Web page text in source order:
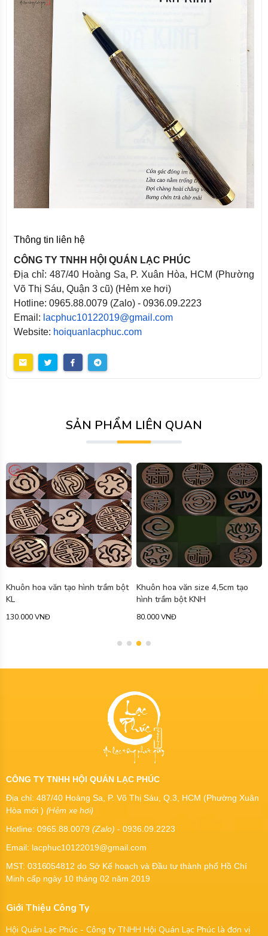
Thông tin liên hệ
CÔNG TY TNHH HỘI QUÁN LẠC PHÚC
Địa chỉ: 487/40 Hoàng Sa, P. Xuân Hòa, HCM (Phường
Võ Thị Sáu, Quận 3 cũ) (Hẻm xe hơi)
Hotline: 0965.88.0079 (Zalo) - 0936.09.2223
Email: lacphuc10122019@gmail.com
Website: hoiquanlacphuc.com
SẢN PHẨM LIÊN QUAN
Khuôn hoa văn size 4,5cm tạo
hình trầm bột KNH
80.000 VNĐ
Bộ dụng cụ tạo hình trầm hương
bằng đồng 11 món cao cấp BDC1
1.000.000 VNĐ
CÔNG TY TNHH HỘI QUÁN LẠC PHÚC
Địa chỉ: 487/40 Hoàng Sa, P. Võ Thị Sáu, Q.3, HCM (Phường Xuân
Hòa mới ) (Hẻm xe hơi)
Hotline: 0965.88.0079 (Zalo) - 0936.09.2223
Email: lacphuc10122019@gmail.com
MST: 0316054812 do Sở Kế hoạch và Đầu tư thành phố Hồ Chí
Minh cấp ngày 10 tháng 02 năm 2019
Giới Thiệu Công Ty
Hội Quán Lạc Phúc - Công ty TNHH Hội Quán Lạc Phúc là đơn vị